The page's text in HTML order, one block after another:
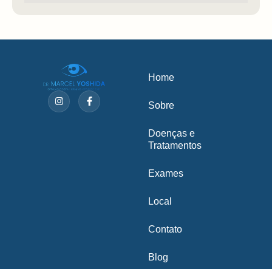
Home
Sobre
Doenças e
Tratamentos
Exames
Local
Contato
Blog